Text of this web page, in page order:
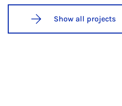
Show all projects